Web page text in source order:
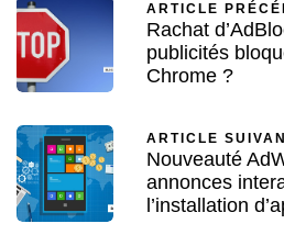
ARTICLE
Rachat
publicités
Chrome ?
ARTICLE
Nouveauté
annonces
l’installation